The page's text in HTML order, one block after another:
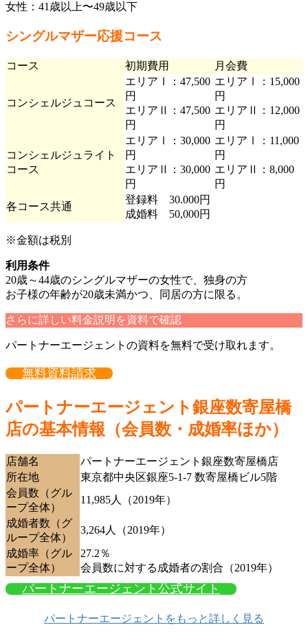
女性：41歳以上〜49歳以下
シングルマザー応援コース
コース 初期費用 月会費
コンシェルジュコース
エリアⅠ：47,500
円
エリアⅡ：47,500
円
エリアⅠ：15,000
円
エリアⅡ：12,000
円
コンシェルジュライト
コース
エリアⅠ：30,000
円
エリアⅡ：30,000
円
エリアⅠ：11,000
円
エリアⅡ：8,000
円
各コース共通
登録料 30.000円
成婚料 50,000円
※金額は税別
利用条件
20歳～44歳のシングルマザーの女性で、独身の方
お子様の年齢が20歳未満かつ、同居の方に限る。
さらに詳しい料金説明を資料で確認
パートナーエージェントの資料を無料で受け取れます。
無料資料請求
パートナーエージェント銀座数寄屋橋
店の基本情報（会員数・成婚率ほか）
店舗名
パートナーエージェント銀座数寄屋橋店
所在地
東京都中央区銀座5-1-7 数寄屋橋ビル5階
会員数（グル
ープ全体）
11,985人（2019年）
成婚者数（グ
ループ全体）
3,264人（2019年）
成婚率（グル
ープ全体）
27.2％
会員数に対する成婚者の割合（2019年）
パートナーエージェント公式サイト
パートナーエージェントをもっと詳しく見る